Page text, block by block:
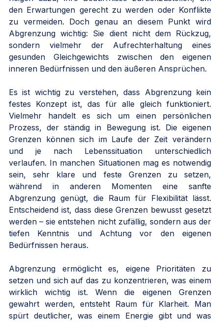
den Erwartungen gerecht zu werden oder Konflikte
zu vermeiden. Doch genau an diesem Punkt wird
Abgrenzung wichtig: Sie dient nicht dem Rückzug,
sondern vielmehr der Aufrechterhaltung eines
gesunden Gleichgewichts zwischen den eigenen
inneren Bedürfnissen und den äußeren Ansprüchen.
Es ist wichtig zu verstehen, dass Abgrenzung kein
festes Konzept ist, das für alle gleich funktioniert.
Vielmehr handelt es sich um einen persönlichen
Prozess, der ständig in Bewegung ist. Die eigenen
Grenzen können sich im Laufe der Zeit verändern
und je nach Lebenssituation unterschiedlich
verlaufen. In manchen Situationen mag es notwendig
sein, sehr klare und feste Grenzen zu setzen,
während in anderen Momenten eine sanfte
Abgrenzung genügt, die Raum für Flexibilität lässt.
Entscheidend ist, dass diese Grenzen bewusst gesetzt
werden – sie entstehen nicht zufällig, sondern aus der
tiefen Kenntnis und Achtung vor den eigenen
Bedürfnissen heraus.
Abgrenzung ermöglicht es, eigene Prioritäten zu
setzen und sich auf das zu konzentrieren, was einem
wirklich wichtig ist. Wenn die eigenen Grenzen
gewahrt werden, entsteht Raum für Klarheit. Man
spürt deutlicher, was einem Energie gibt und was